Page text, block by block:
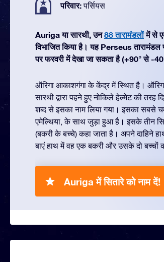
परिवार:पर्सियस
Auriga या सारथी, उन88 तारामंडलोंमें से
विभाजित किया है। यह Perseus
पर फरवरी में देखा जा सकता है (+90° से -
ऑरिगा आकाशगंगा के केंद्र में स्थित है।
सारथी द्वारा पहने हुए नोकिले हेल्मेट की
शब्द से इसका नाम लिया गया। इसका सबसे
एमेल्थिया, के साथ जुड़ा हुआ है। इसके तीन
(बकरी के बच्चे) कहा जाता है। अपने दाहिने
बाएं हाथ में वह एक बकरी और उसके दो बच्चों
Auriga में सितारे को नाम दें!